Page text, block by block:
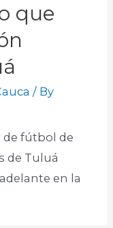
que
/ By
de fútbol de
de Tuluá
en la